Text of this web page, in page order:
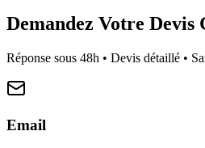
Demandez Votre
Réponse sous 48h • Devis détaillé •
Email